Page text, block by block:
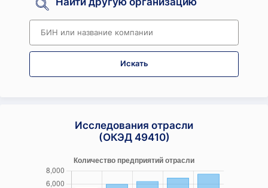
Искать
Исследования отрасли
(ОКЭД 49410)